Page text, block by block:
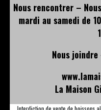
Nous rencontrer –
mardi au samedi de
Nous
La Maison
Interdiction de vente de boissons